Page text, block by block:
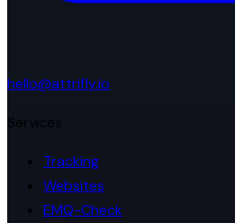
hello@attrifly.io
Services
Tracking
Websites
EMQ-Check